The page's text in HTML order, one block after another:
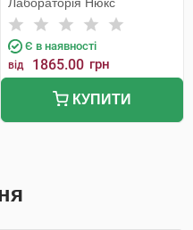
Є в наявності
від 1865.00 грн
КУПИТИ